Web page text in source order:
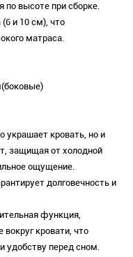
по высоте при сборке.
и 10 см), что
матраса.
украшает кровать, но и
защищая от холодной
ощущение.
долговечность и
функция,
кровати, что
удобству перед сном.